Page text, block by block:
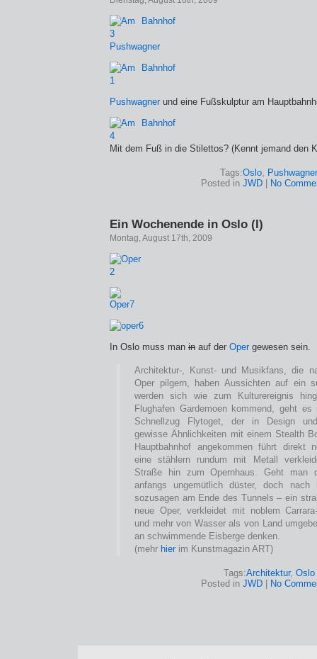
Pushwagner
Pushwagner und eine Fußskulptur am
Mit dem Fuß in die Stilettos? (Kennt jemand den
Tags:Oslo, Pushwagner
Posted in JWD No
Ein Wochenende in Oslo (I)
Montag, August 17th, 2009
In Oslo muss man in auf der Oper gewesen sein.
Architektur-, Kunst- und Musikfans, die
Oper pilgern, haben Aussichten auf ein
werden sich wie zum Kulturereignis
Flughafen Gardemoen kommend, geht
Schnellzug Flytoget, der in Design und
gewisse Ähnlichkeiten mit einem Stealth
Hauptbahnhof angekommen führt direkt
eine stählern rundum mit Metall
Straße hin zum Opernhaus. Geht man
anfangs ungemütlich düster, doch
sozusagen am Ende des Tunnels – ein
neue Oper, verkleidet mit noblem
und mehr von Wasser als von Land
an schwimmende Eisberge denken.
(mehr hier im Kunstmagazin ART)
Tags:Architektur, Oslo
Posted in JWD No